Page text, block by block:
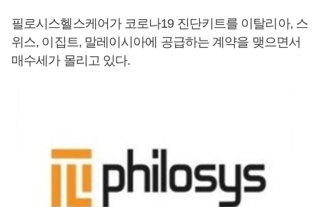
필로시스헬스케어가 코로나19 진단키트를 이탈리아, 스
위스, 이집트, 말레이시아에 공급하는 계약을 맺으면서
매수세가 몰리고 있다.